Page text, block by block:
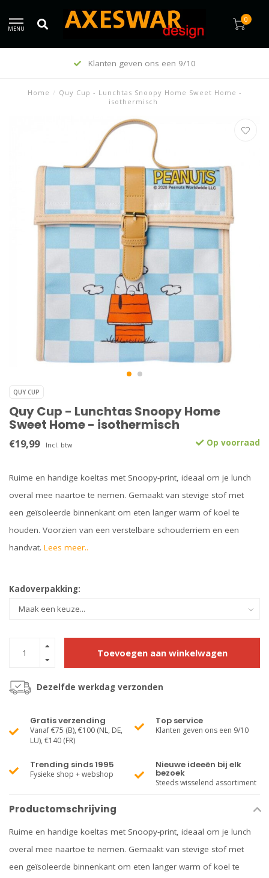
MENU
0
Klanten geven ons een 9/10
Home / Quy Cup - Lunchtas Snoopy Home Sweet Home -
isothermisch
QUY CUP
Quy Cup - Lunchtas Snoopy Home
Sweet Home - isothermisch
€19,99 Incl. btw Op voorraad
Ruime en handige koeltas met Snoopy-print, ideaal om je lunch
overal mee naartoe te nemen. Gemaakt van stevige stof met
een geïsoleerde binnenkant om eten langer warm of koel te
houden. Voorzien van een verstelbare schouderriem en een
handvat. Lees meer..
Kadoverpakking:
Toevoegen aan winkelwagen
Dezelfde werkdag verzonden
Gratis verzending
Vanaf €75 (B), €100 (NL, DE,
LU), €140 (FR)
Top service
Klanten geven ons een 9/10
Trending sinds 1995
Fysieke shop + webshop
Nieuwe ideeën bij elk
bezoek
Steeds wisselend assortiment
Productomschrijving
Ruime en handige koeltas met Snoopy-print, ideaal om je lunch
overal mee naartoe te nemen. Gemaakt van stevige stof met
een geïsoleerde binnenkant om eten langer warm of koel te